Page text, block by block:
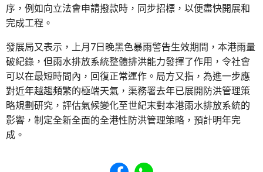
序，例如向立法會申請撥款時，同步招標，以便盡快開展和
完成工程。
發展局又表示，上月7日晚黑色暴雨警告生效期間，本港雨量
破紀錄，但雨水排放系統整體排洪能力發揮了作用，令社會
可以在最短時間內，回復正常運作。局方又指，為進一步應
對近年越趨頻繁的極端天氣，渠務署去年已展開防洪管理策
略規劃研究，評估氣候變化至世紀末對本港雨水排放系統的
影響，制定全新全面的全港性防洪管理策略，預計明年完
成。
Share to Facebook
Share to WhatsApp